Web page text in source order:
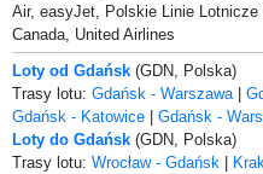
Air, easyJet, Polskie Linie
Canada, United Airlines
Loty od Gdańsk (GDN, Polska)
Trasy lotu: Gdańsk - Warszawa |
Gdańsk - Katowice | Gdańsk -
Loty do Gdańsk (GDN, Polska)
Trasy lotu: Wrocław - Gdańsk |